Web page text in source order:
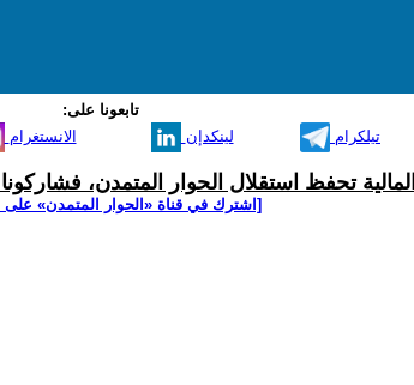
تابعونا على:
الانستغرام لينكدإن تيلكرام
تحفظ استقلال الحوار المتمدن،
[اشترك في قناة ‫«الحوار المتمدن» على